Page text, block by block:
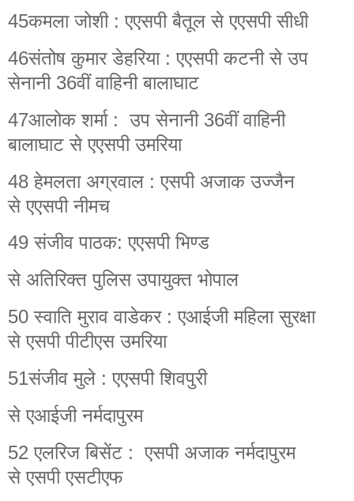
45कमला जोशी : एएसपी बैतूल से एएसपी सीधी
46संतोष कुमार डेहरिया : एएसपी कटनी से उप
सेनानी 36वीं वाहिनी बालाघाट
47आलोक शर्मा : उप सेनानी 36वीं वाहिनी
बालाघाट से एएसपी उमरिया
48 हेमलता अग्रवाल : एसपी अजाक उज्जैन
से एएसपी नीमच
49 संजीव पाठक: एएसपी भिण्ड
से अतिरिक्त पुलिस उपायुक्त भोपाल
50 स्वाति मुराव वाडेकर : एआईजी महिला सुरक्षा
से एसपी पीटीएस उमरिया
51संजीव मुले : एएसपी शिवपुरी
से एआईजी नर्मदापुरम
52 एलरिज बिसेंट : एसपी अजाक नर्मदापुरम
से एसपी एसटीएफ